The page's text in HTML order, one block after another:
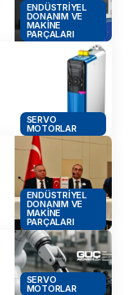
ENDÜSTRIYEL
DONANIM VE
MAKINE
PARÇALARI
SERVO
MOTORLAR
ENDÜSTRIYEL
DONANIM VE
MAKINE
PARÇALARI
SERVO
MOTORLAR